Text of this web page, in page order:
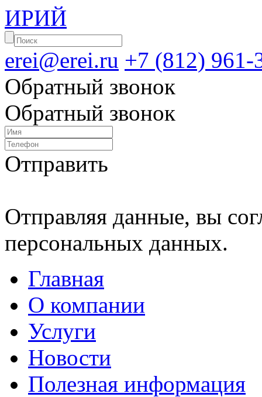
ИРИЙ
erei@erei.ru +7 (812) 961-
Обратный звонок
Обратный звонок
Отправить
Отправляя данные, вы
персональных данных.
Главная
О компании
Услуги
Новости
Полезная информация